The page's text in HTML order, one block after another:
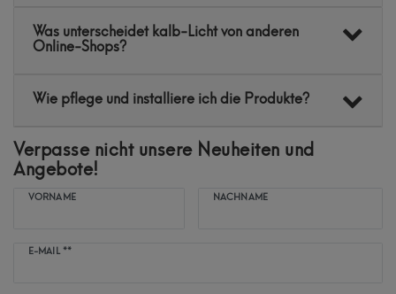
Was unterscheidet kalb-Licht von anderen
Online-Shops?
Wie pflege und installiere ich die Produkte?
Verpasse nicht unsere Neuheiten und
Angebote!
VORNAME NACHNAME
E-MAIL **
Newsletter